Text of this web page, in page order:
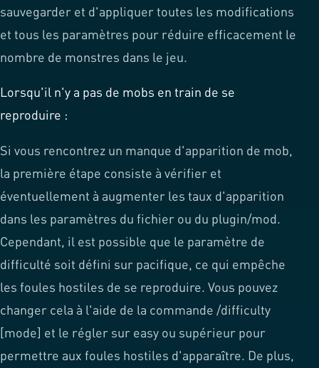
sauvegarder et d'appliquer toutes les modifications
et tous les paramètres pour réduire efficacement le
nombre de monstres dans le jeu.
Lorsqu'il n'y a pas de mobs en train de se
reproduire :
Si vous rencontrez un manque d'apparition de mob,
la première étape consiste à vérifier et
éventuellement à augmenter les taux d'apparition
dans les paramètres du fichier ou du plugin/mod.
Cependant, il est possible que le paramètre de
difficulté soit défini sur pacifique, ce qui empêche
les foules hostiles de se reproduire. Vous pouvez
changer cela à l'aide de la commande /difficulty
[mode] et le régler sur easy ou supérieur pour
permettre aux foules hostiles d'apparaître. De plus,